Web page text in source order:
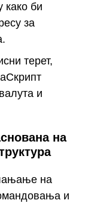
како би
за
терет,
и
на
на
и